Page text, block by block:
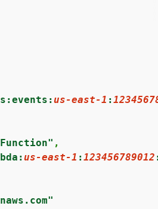
us-east-1 :
us-east-1 :123456789012